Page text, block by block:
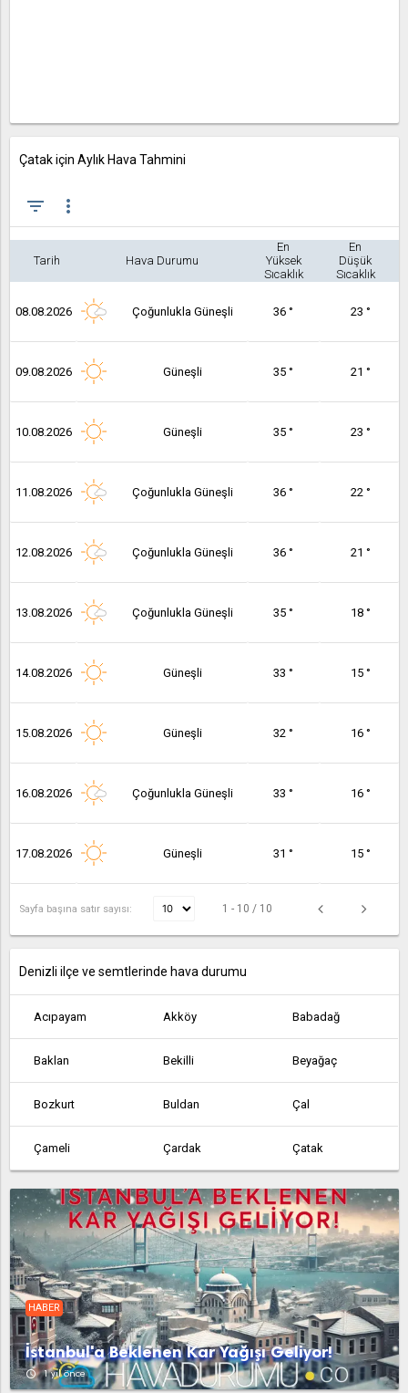
Çatak için Aylık Hava Tahmini
filter_list more_vert
Tarih Hava Durumu
En
Yüksek
Sıcaklık
En
Düşük
Sıcaklık
08.08.2026 Çoğunlukla Güneşli 36 ° 23 °
09.08.2026 Güneşli 35 ° 21 °
10.08.2026 Güneşli 35 ° 23 °
11.08.2026 Çoğunlukla Güneşli 36 ° 22 °
12.08.2026 Çoğunlukla Güneşli 36 ° 21 °
13.08.2026 Çoğunlukla Güneşli 35 ° 18 °
14.08.2026 Güneşli 33 ° 15 °
15.08.2026 Güneşli 32 ° 16 °
16.08.2026 Çoğunlukla Güneşli 33 ° 16 °
17.08.2026 Güneşli 31 ° 15 °
Sayfa başına satır sayısı: 1 - 10 / 10
Denizli ilçe ve semtlerinde hava durumu
Acıpayam Akköy Babadağ
Baklan Bekilli Beyağaç
Bozkurt Buldan Çal
Çameli Çardak Çatak
Çivril Geriçam Güney
Gürpınar Honaz Kale
Karagöl Kızılcabölük Olukbaşı
Pamukkale Sarayköy Tavas
Yeşilyuva
HABER
İstanbul'a Beklenen Kar Yağışı Geliyor!
access_time 1 yıl önce